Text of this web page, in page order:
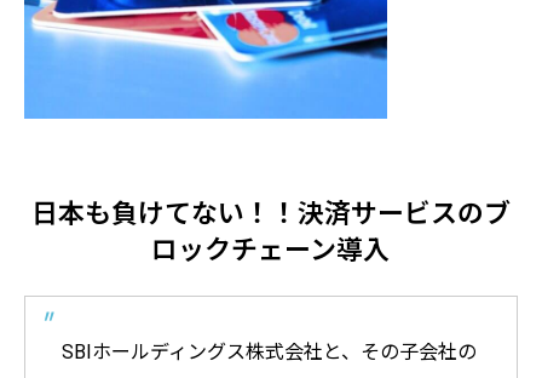
日本も負けてない！！決済サービスのブ
ロックチェーン導入
SBIホールディングス株式会社と、その子会社の